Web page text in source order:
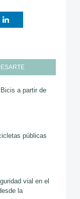
a partir de
públicas
vial en el
la